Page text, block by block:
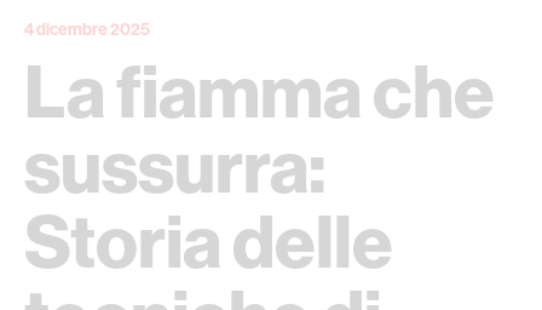
4 dicembre 2025
La fiamma che
sussurra:
Storia delle